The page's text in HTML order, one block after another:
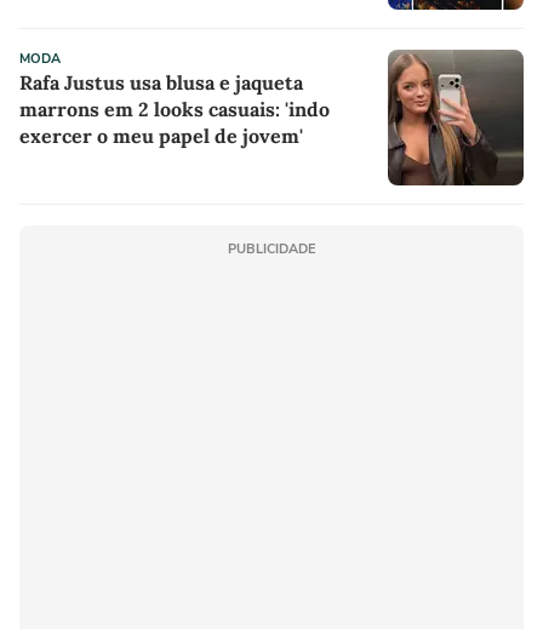
MODA
Rafa Justus usa blusa e jaqueta
marrons em 2 looks casuais: 'indo
exercer o meu papel de jovem'
PUBLICIDADE